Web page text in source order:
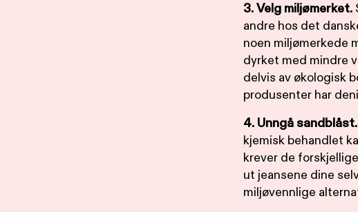
3. Velg miljømerket.
andre hos det
noen miljømerkede
dyrket med mindre
delvis av økologisk
produsenter har
4. Unngå sandblåst.
kjemisk behandlet
krever de
ut jeansene dine
miljøvennlige